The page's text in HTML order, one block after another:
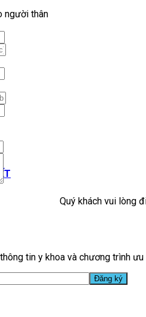
người thân
Quý khách vui lòng
tin y khoa và chương trình ưu